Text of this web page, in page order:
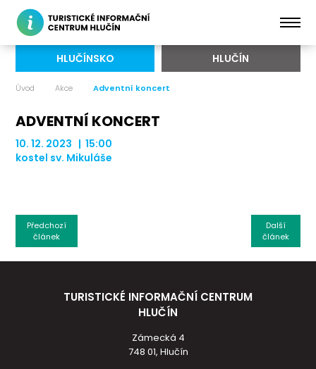
HLUČÍNSKO HLUČÍN
Úvod Akce Adventní koncert
ADVENTNÍ KONCERT
10. 12. 2023 | 15:00
kostel sv. Mikuláše
Další
článek
Předchozí
článek
TURISTICKÉ INFORMAČNÍ CENTRUM
HLUČÍN
Zámecká 4
748 01, Hlučín